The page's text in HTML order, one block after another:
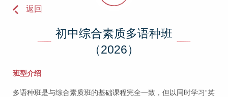
返回
初中综合素质多语种班
（2026）
班型介绍
多语种班是与综合素质班的基础课程完全一致，但以同时学习“英